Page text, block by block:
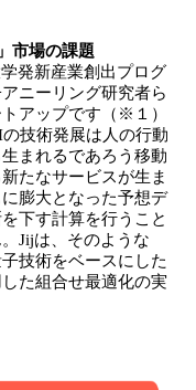
市場の課題
発新産業創出プログ
ニーリング研究者ら
アップです（※１）
技術発展は人の行動
まれるであろう移動
たなサービスが生ま
膨大となった予想デ
下す計算を行うこと
Jijは、そのような
技術をベースにした
た組合せ最適化の実